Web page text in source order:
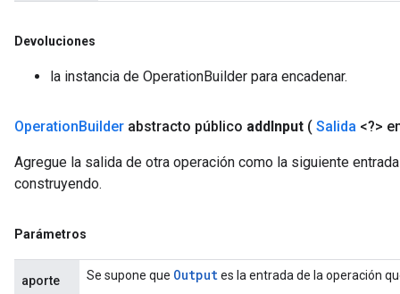
Devoluciones
la instancia de OperationBuilder para encadenar.
OperationBuilder abstracto público addInput ( Salida <?>
Agregue la salida de otra operación como la siguiente
construyendo.
Parámetros
aporte Se supone que Outputes la entrada de la operación